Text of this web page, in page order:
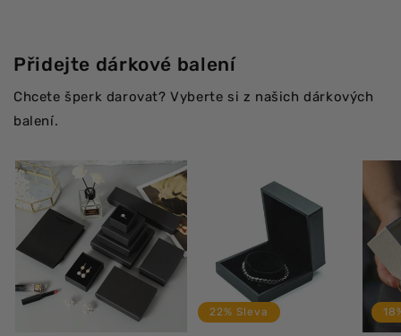
Přidejte dárkové balení
Chcete šperk darovat? Vyberte si z našich dárkových
balení.
22% Sleva